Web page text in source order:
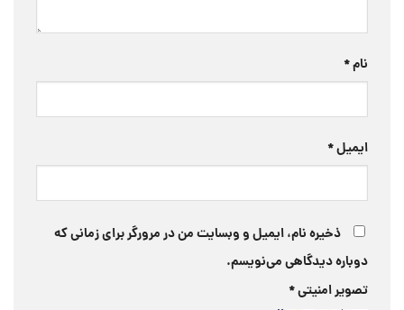
نام*
ایمیل*
ذخیره نام، ایمیل و وبسایت من در مرورگر برای زمانی که
دوباره دیدگاهی می‌نویسم.
تصویر امنیتی*